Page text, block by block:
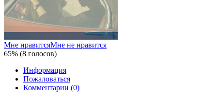
Мне нравитсяМне не нравится
65% (8 голосов)
Информация
Пожаловаться
Комментарии (0)